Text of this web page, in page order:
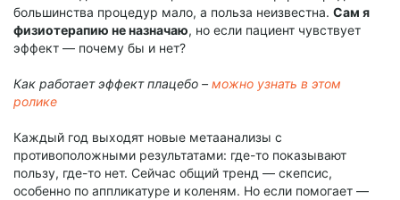
большинства процедур мало, а польза неизвестна. Сам я
физиотерапию не назначаю, но если пациент чувствует
эффект — почему бы и нет?
Как работает эффект плацебо – можно узнать в этом
ролике
Каждый год выходят новые метаанализы с
противоположными результатами: где-то показывают
пользу, где-то нет. Сейчас общий тренд — скепсис,
особенно по аппликатуре и коленям. Но если помогает —